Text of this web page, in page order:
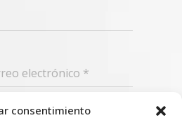
consentimiento
electrónico *
Suscribir